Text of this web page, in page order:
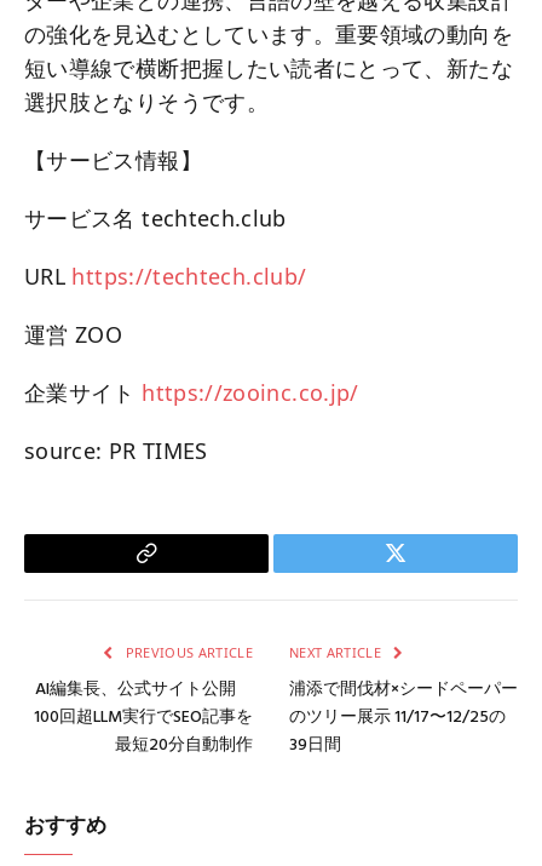
の強化を見込むとしています。重要領域の動向を
短い導線で横断把握したい読者にとって、新たな
選択肢となりそうです。
【サービス情報】
サービス名 techtech.club
URL https://techtech.club/
運営 ZOO
企業サイト https://zooinc.co.jp/
source: PR TIMES
Copy
Twitter
PREVIOUS ARTICLE
AI編集長、公式サイト公開
100回超LLM実行でSEO記事を
最短20分自動制作
NEXT ARTICLE
浦添で間伐材×シードペーパー
のツリー展示 11/17〜12/25の
39日間
おすすめ